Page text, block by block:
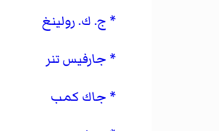
ج. ك. رولينغ
جارفيس تنر
جاك كمب